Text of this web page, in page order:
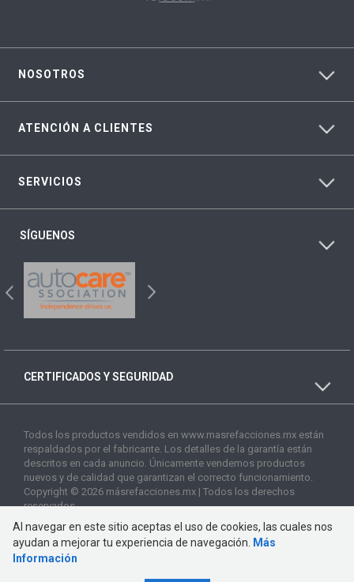
NOSOTROS
ATENCIÓN A CLIENTES
SERVICIOS
SÍGUENOS
CERTIFICADOS Y SEGURIDAD
Todos los productos vendidos en www.masrefacciones.mx están
respaldados por el fabricante. Los detalles de la garantía están
descritos en cada anuncio. Únicamente vendemos productos
nuevos y de calidad que garantizan el correcto funcionamiento.
Copyright © 2026 másrefacciones.mx | Todos los derechos
reservados
Al navegar en este sitio aceptas el uso de cookies, las cuales nos
ayudan a mejorar tu experiencia de navegación.
Más
Información